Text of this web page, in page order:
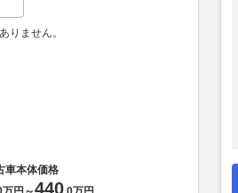
りません。
車本体価格
440